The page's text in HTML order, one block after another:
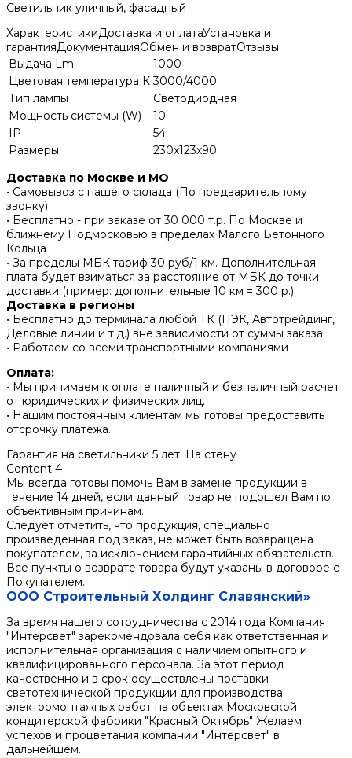
Светильник уличный, фасадный
ХарактеристикиДоставка и оплатаУстановка и
гарантияДокументацияОбмен и возвратОтзывы
Выдача Lm
1000
Цветовая температура К 3000/4000
Тип лампы
Светодиодная
Мощность системы (W)
10
IP
54
Размеры
230x123x90
Доставка по Москве и МО
• Самовывоз с нашего склада (По предварительному
звонку)
• Бесплатно - при заказе от 30 000 т.р. По Москве и
ближнему Подмосковью в пределах Малого Бетонного
Кольца
• За пределы МБК тариф 30 руб/1 км. Дополнительная
плата будет взиматься за расстояние от МБК до точки
доставки (пример: дополнительные 10 км = 300 р.)
Доставка в регионы
• Бесплатно до терминала любой ТК (ПЭК, Автотрейдинг,
Деловые линии и т.д.) вне зависимости от суммы заказа.
• Работаем со всеми транспортными компаниями
Оплата:
• Мы принимаем к оплате наличный и безналичный расчет
от юридических и физических лиц.
• Нашим постоянным клиентам мы готовы предоставить
отсрочку платежа.
Гарантия на светильники 5 лет. На стену
Content 4
Мы всегда готовы помочь Вам в замене продукции в
течение 14 дней, если данный товар не подошел Вам по
объективным причинам.
Следует отметить, что продукция, специально
произведенная под заказ, не может быть возвращена
покупателем, за исключением гарантийных обязательств.
Все пункты о возврате товара будут указаны в договоре с
Покупателем.
ООО Строительный Холдинг Славянский»
За время нашего сотрудничества с 2014 года Компания
"Интерсвет" зарекомендовала себя как ответственная и
исполнительная организация с наличием опытного и
квалифицированного персонала. За этот период
качественно и в срок осуществлены поставки
светотехнической продукции для производства
электромонтажных работ на объектах Московской
кондитерской фабрики "Красный Октябрь" Желаем
успехов и процветания компании "Интерсвет" в
дальнейшем.